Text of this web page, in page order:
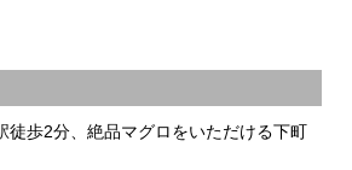
徒歩2分、絶品マグロをいただける下町